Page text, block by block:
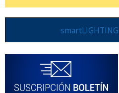
smartLIGHTING